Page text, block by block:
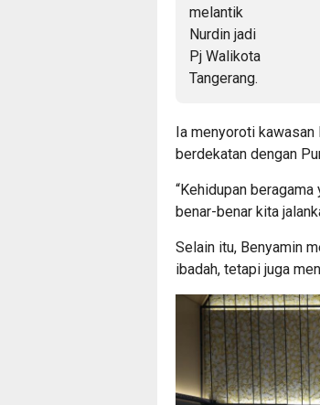
Ia menyoroti
berdekatan dengan
“Kehidupan
benar-benar kita
Selain itu, Benyamin
ibadah, tetapi juga